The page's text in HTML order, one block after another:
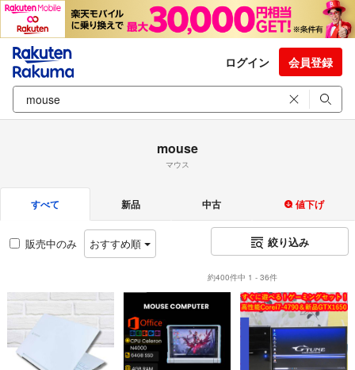
ログイン 会員登録
mouse
マウス
すべて 新品 中古 値下げ
販売中のみ おすすめ順 絞り込み
約400件中 1 - 36件